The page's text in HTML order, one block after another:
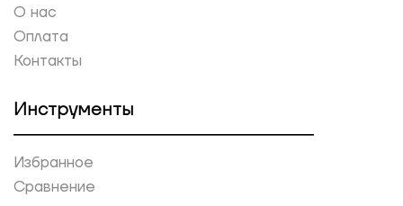
О нас
Оплата
Контакты
Инструменты
Избранное
Сравнение